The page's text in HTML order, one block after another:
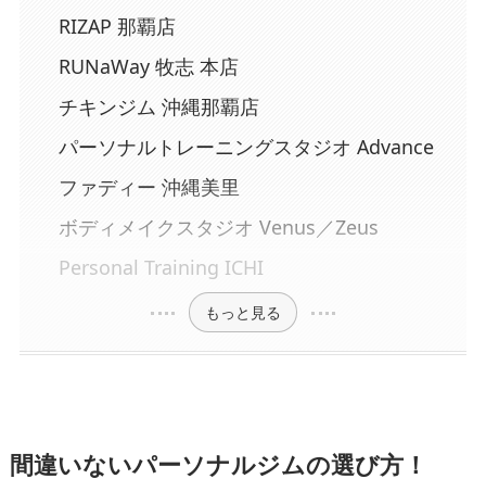
RIZAP 那覇店
RUNaWay 牧志 本店
チキンジム 沖縄那覇店
パーソナルトレーニングスタジオ Advance
ファディー 沖縄美里
ボディメイクスタジオ Venus／Zeus
Personal Training ICHI
もっと見る
間違いないパーソナルジムの選び方！